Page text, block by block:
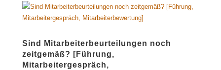
Sind Mitarbeiterbeurteilungen noch
zeitgemäß? [Führung,
Mitarbeitergespräch,